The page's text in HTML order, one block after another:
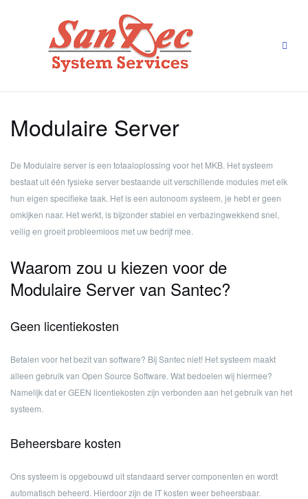
Modulaire Server
De Modulaire server is een totaaloplossing voor het MKB. Het systeem
bestaat uit één fysieke server bestaande uit verschillende modules met elk
hun eigen specifieke taak. Het is een autonoom systeem, je hebt er geen
omkijken naar. Het werkt, is bijzonder stabiel en verbazingwekkend snel,
veilig en groeit probleemloos met uw bedrijf mee.
Waarom zou u kiezen voor de
Modulaire Server van Santec?
Geen licentiekosten
Betalen voor het bezit van software? Bij Santec niet! Het systeem maakt
alleen gebruik van Open Source Software. Wat bedoelen wij hiermee?
Namelijk dat er GEEN licentiekosten zijn verbonden aan het gebruik van het
systeem.
Beheersbare kosten
Ons systeem is opgebouwd uit standaard server componenten en wordt
automatisch beheerd. Hierdoor zijn de IT kosten weer beheersbaar.